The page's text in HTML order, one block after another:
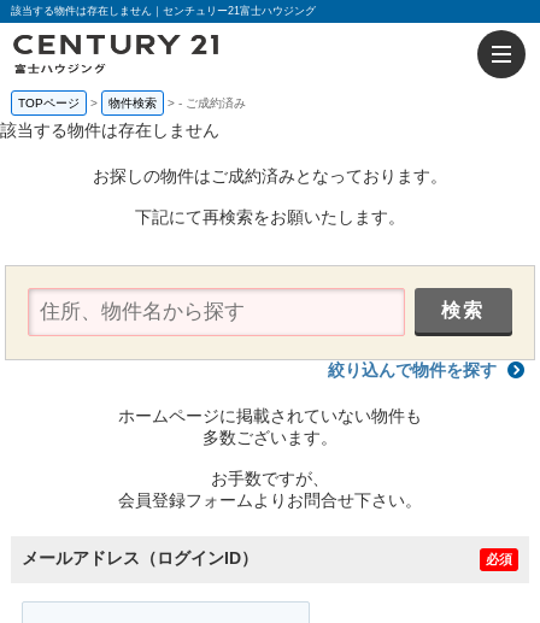
該当する物件は存在しません｜センチュリー21富士ハウジング
TOPページ 物件検索 - ご成約済み
該当する物件は存在しません
お探しの物件はご成約済みとなっております。
下記にて再検索をお願いたします。
絞り込んで物件を探す
ホームページに掲載されていない物件も
多数ございます。
お手数ですが、
会員登録フォームよりお問合せ下さい。
メールアドレス（ログインID） 必須